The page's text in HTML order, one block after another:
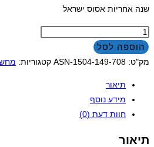
שנה אחריות אסוס ישראל
כמות
של
מחשב
VivoBook
הוספה לסל
מק"ט: ASN-1504-149-708 קטגוריות:
תיאור
מידע נוסף
חוות דעת (0)
תיאור